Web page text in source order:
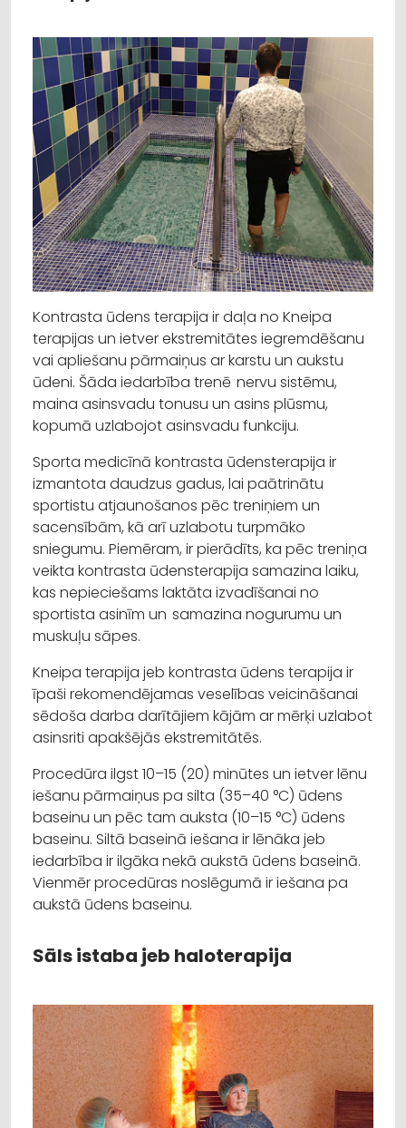
Kontrasta ūdens terapija ir daļa no Kneipa
terapijas un ietver ekstremitātes iegremdēšanu
vai apliešanu pārmaiņus ar karstu un aukstu
ūdeni. Šāda iedarbība trenē nervu sistēmu,
maina asinsvadu tonusu un asins plūsmu,
kopumā uzlabojot asinsvadu funkciju.
Sporta medicīnā kontrasta ūdensterapija ir
izmantota daudzus gadus, lai paātrinātu
sportistu atjaunošanos pēc treniņiem un
sacensībām, kā arī uzlabotu turpmāko
sniegumu. Piemēram, ir pierādīts, ka pēc treniņa
veikta kontrasta ūdensterapija samazina laiku,
kas nepieciešams laktāta izvadīšanai no
sportista asinīm un samazina nogurumu un
muskuļu sāpes.
Kneipa terapija jeb kontrasta ūdens terapija ir
īpaši rekomendējamas veselības veicināšanai
sēdoša darba darītājiem kājām ar mērķi uzlabot
asinsriti apakšējās ekstremitātēs.
Procedūra ilgst 10–15 (20) minūtes un ietver lēnu
iešanu pārmaiņus pa silta (35–40 °C) ūdens
baseinu un pēc tam auksta (10–15 °C) ūdens
baseinu. Siltā baseinā iešana ir lēnāka jeb
iedarbība ir ilgāka nekā aukstā ūdens baseinā.
Vienmēr procedūras noslēgumā ir iešana pa
aukstā ūdens baseinu.
Sāls istaba jeb haloterapija